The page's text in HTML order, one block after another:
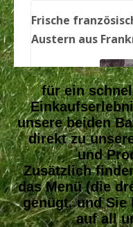
für ein
unsere beiden
direkt zu
und
Zusätzlich
das Menü (die
genügt, und Sie
auf all